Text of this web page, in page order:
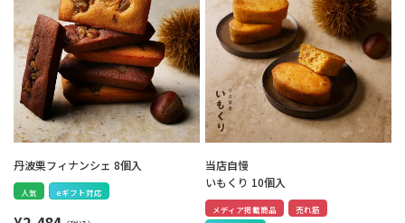
丹波栗フィナンシェ 8個入
人気 eギフト対応
当店自慢
いもくり 10個入
メディア掲載商品
売れ筋